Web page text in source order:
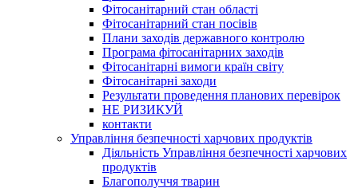
Фітосанітарний стан області
Фітосанітарний стан посівів
Плани заходів державного контролю
Програма фітосанітарних заходів
Фітосанітарні вимоги країн світу
Фітосанітарні заходи
Результати проведення планових перевірок
НЕ РИЗИКУЙ
контакти
Управління безпечності харчових продуктів
Діяльність Управління безпечності харчових
продуктів
Благополуччя тварин